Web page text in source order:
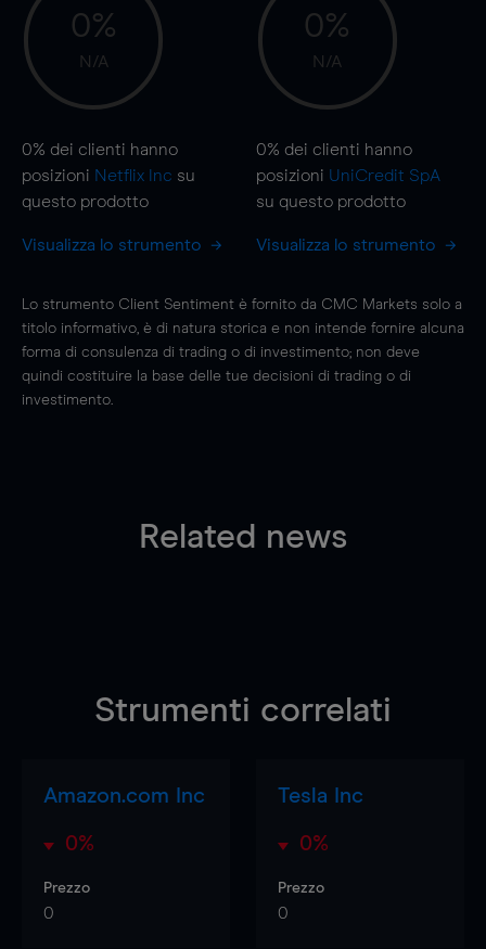
0%
N/A
0% dei clienti hanno
posizioni Netflix Inc su
questo prodotto
Visualizza lo strumento
0%
N/A
0% dei clienti hanno
posizioni UniCredit SpA
su questo prodotto
Visualizza lo strumento
Lo strumento Client Sentiment è fornito da CMC Markets solo a
titolo informativo, è di natura storica e non intende fornire alcuna
forma di consulenza di trading o di investimento; non deve
quindi costituire la base delle tue decisioni di trading o di
investimento.
Related news
Strumenti correlati
Amazon.com Inc
0%
Prezzo
0
Tesla Inc
0%
Prezzo
0